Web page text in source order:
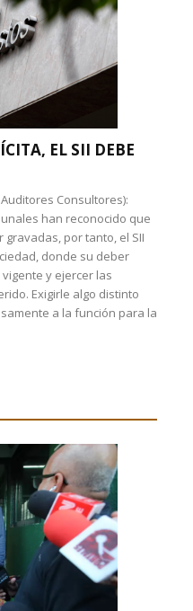
EL SII DEBE
Auditores Consultores):
han reconocido que
por tanto, el SII
donde su deber
y ejercer las
Exigirle algo distinto
a la función para la